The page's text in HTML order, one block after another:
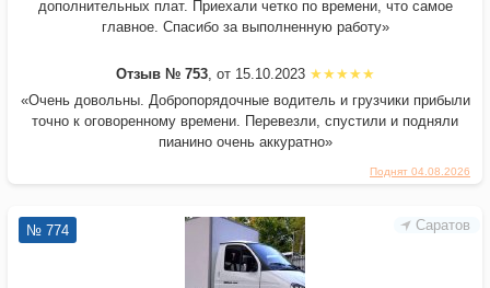
Поднят 04.08.2026
дополнительных плат. Приехали четко по времени, что самое
главное. Спасибо за выполненную работу»
Отзыв № 753, от 15.10.2023
«Очень довольны. Добропорядочные водитель и грузчики прибыли
точно к оговоренному времени. Перевезли, спустили и подняли
пианино очень аккуратно»
Саратов
№ 774